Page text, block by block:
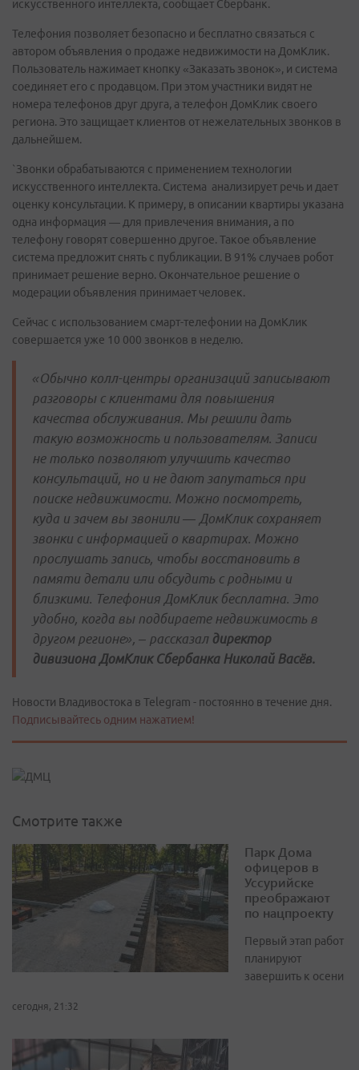
искусственного интеллекта, сообщает Сбербанк.
Телефония позволяет безопасно и бесплатно связаться с
автором объявления о продаже недвижимости на ДомКлик.
Пользователь нажимает кнопку «Заказать звонок», и система
соединяет его с продавцом. При этом участники видят не
номера телефонов друг друга, а телефон ДомКлик своего
региона. Это защищает клиентов от нежелательных звонков в
дальнейшем.
`Звонки обрабатываются с применением технологии
искусственного интеллекта. Система анализирует речь и дает
оценку консультации. К примеру, в описании квартиры указана
одна информация — для привлечения внимания, а по
телефону говорят совершенно другое. Такое объявление
система предложит снять с публикации. В 91% случаев робот
принимает решение верно. Окончательное решение о
модерации объявления принимает человек.
Сейчас с использованием смарт-телефонии на ДомКлик
совершается уже 10 000 звонков в неделю.
«Обычно колл-центры организаций записывают
разговоры с клиентами для повышения
качества обслуживания. Мы решили дать
такую возможность и пользователям. Записи
не только позволяют улучшить качество
консультаций, но и не дают запутаться при
поиске недвижимости. Можно посмотреть,
куда и зачем вы звонили — ДомКлик сохраняет
звонки с информацией о квартирах. Можно
прослушать запись, чтобы восстановить в
памяти детали или обсудить с родными и
близкими. Телефония ДомКлик бесплатна. Это
удобно, когда вы подбираете недвижимость в
другом регионе», – рассказал директор
дивизиона ДомКлик Сбербанка Николай Васёв.
Новости Владивостока в Telegram - постоянно в течение дня.
Подписывайтесь одним нажатием!
Смотрите также
Парк Дома
офицеров в
Уссурийске
преображают
по нацпроекту
Первый этап работ
планируют
завершить к осени
сегодня, 21:32